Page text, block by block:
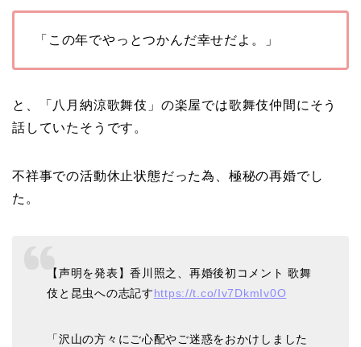
「この年でやっとつかんだ幸せだよ。」
と、「八月納涼歌舞伎」の楽屋では歌舞伎仲間にそう
話していたそうです。
不祥事での活動休止状態だった為、極秘の再婚でし
た。
【声明を発表】香川照之、再婚後初コメント 歌舞
伎と昆虫への志記すhttps://t.co/Iv7DkmIv0O
「沢山の方々にご心配やご迷惑をおかけしました